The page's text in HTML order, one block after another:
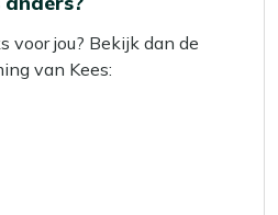
voor jou? Bekijk dan de
van Kees: